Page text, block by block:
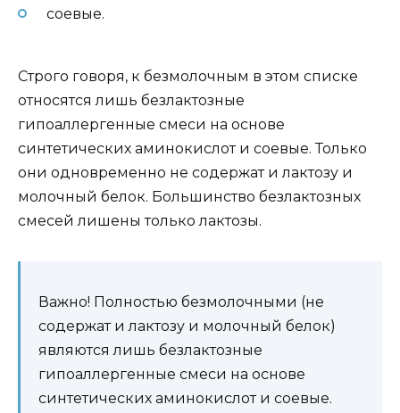
соевые.
Строго говоря, к безмолочным в этом списке
относятся лишь безлактозные
гипоаллергенные смеси на основе
синтетических аминокислот и соевые. Только
они одновременно не содержат и лактозу и
молочный белок. Большинство безлактозных
смесей лишены только лактозы.
Важно! Полностью безмолочными (не
содержат и лактозу и молочный белок)
являются лишь безлактозные
гипоаллергенные смеси на основе
синтетических аминокислот и соевые.